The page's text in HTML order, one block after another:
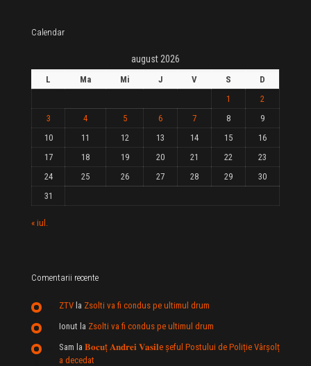
Calendar
august 2026
L Ma Mi J V S
D
1
2
3
4 5 6 7 8
9
10
11 12 13 14 15
16
17
18 19 20 21 22
23
24
25 26 27 28 29
30
31
« iul.
Comentarii recente
ZTV la Zsolti va fi condus pe ultimul drum
Ionut la Zsolti va fi condus pe ultimul drum
Sam la 𝐁𝐨𝐜𝐮ț 𝐀𝐧𝐝𝐫𝐞𝐢 𝐕𝐚𝐬𝐢𝐥e şeful Postului de Poliție Vârșolț
a decedat